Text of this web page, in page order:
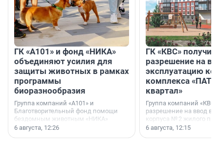
ГК «А101» и фонд «НИКА»
объединяют усилия для
защиты животных в рамках
программы
биоразнообразия
Группа компаний «А101» и
Благотворительный фонд помощи
бездомным животным «НИКА»
заключили соглашение о
6 августа, 12:26
ГК «КВС»
разрешение на
эксплуатацию
комплекса
квартал»
Группа компаний
разрешение на ввод в
корпуса № 2 жилого
Уютный квартал»,
6 августа, 12:15